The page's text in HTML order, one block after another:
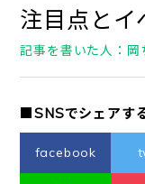
注目点とイ
記事を書いた人：岡
■SNSでシェアす
facebook